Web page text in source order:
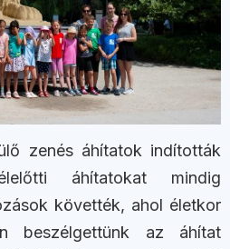
zenés áhítatok indították
áhítatokat mindig
követték, ahol életkor
beszélgettünk az áhítat